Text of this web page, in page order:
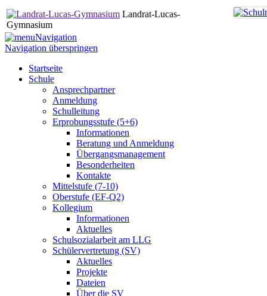
Landrat-Lucas-
Gymnasium
Navigation
Navigation überspringen
Startseite
Schule
Ansprechpartner
Anmeldung
Schulleitung
Erprobungsstufe (5+6)
Informationen
Beratung und Anmeldung
Übergangsmanagement
Besonderheiten
Kontakte
Mittelstufe (7-10)
Oberstufe (EF-Q2)
Kollegium
Informationen
Aktuelles
Schulsozialarbeit am LLG
Schülervertretung (SV)
Aktuelles
Projekte
Dateien
Über die SV